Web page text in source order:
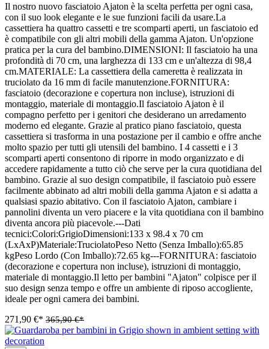
Il nostro nuovo fasciatoio Ajaton è la scelta perfetta per ogni casa,
con il suo look elegante e le sue funzioni facili da usare.La
cassettiera ha quattro cassetti e tre scomparti aperti, un fasciatoio ed
è compatibile con gli altri mobili della gamma Ajaton. Un'opzione
pratica per la cura del bambino.DIMENSIONI: Il fasciatoio ha una
profondità di 70 cm, una larghezza di 133 cm e un'altezza di 98,4
cm.MATERIALE: La cassettiera della cameretta è realizzata in
truciolato da 16 mm di facile manutenzione.FORNITURA:
fasciatoio (decorazione e copertura non incluse), istruzioni di
montaggio, materiale di montaggio.Il fasciatoio Ajaton è il
compagno perfetto per i genitori che desiderano un arredamento
moderno ed elegante. Grazie al pratico piano fasciatoio, questa
cassettiera si trasforma in una postazione per il cambio e offre anche
molto spazio per tutti gli utensili del bambino. I 4 cassetti e i 3
scomparti aperti consentono di riporre in modo organizzato e di
accedere rapidamente a tutto ciò che serve per la cura quotidiana del
bambino. Grazie al suo design compatibile, il fasciatoio può essere
facilmente abbinato ad altri mobili della gamma Ajaton e si adatta a
qualsiasi spazio abitativo. Con il fasciatoio Ajaton, cambiare i
pannolini diventa un vero piacere e la vita quotidiana con il bambino
diventa ancora più piacevole.---Dati
tecnici:Colori:GrigioDimensioni:133 x 98.4 x 70 cm
(LxAxP)Materiale:TruciolatoPeso Netto (Senza Imballo):65.85
kgPeso Lordo (Con Imballo):72.65 kg---FORNITURA: fasciatoio
(decorazione e copertura non incluse), istruzioni di montaggio,
materiale di montaggio.Il letto per bambini "Ajaton" colpisce per il
suo design senza tempo e offre un ambiente di riposo accogliente,
ideale per ogni camera dei bambini.
271,90 €* 365,90 €*